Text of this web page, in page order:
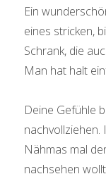
Ein
eines stricken,
Schrank, die
Man hat halt
Deine Gefühle
nachvollziehen.
Nähmas mal
nachsehen